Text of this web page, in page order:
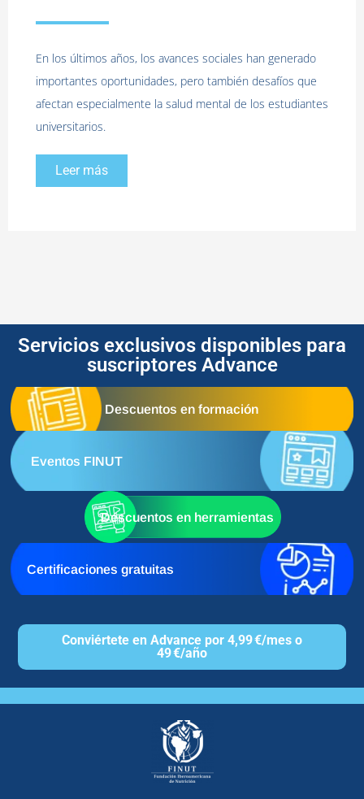
En los últimos años, los avances sociales han generado
importantes oportunidades, pero también desafíos que
afectan especialmente la salud mental de los estudiantes
universitarios.
Leer más
Servicios exclusivos disponibles para
suscriptores Advance
Descuentos en formación
Eventos FINUT
Descuentos en herramientas
Certificaciones gratuitas
Conviértete en Advance por 4,99 €/mes o
49 €/año